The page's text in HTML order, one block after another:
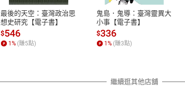
之權利，遽消費者保護法及通訊交
除權合理例外情事適用準則，依商
質各有不同規定。詳細退換貨說明
照各商品說明。
最後的天空：臺灣政治思
想史研究【電子書】
$546
1 % (賺5點)
鬼島．鬼導：臺灣靈異大
小事【電子書】
$336
1 % (賺3點)
繼續逛其他店舖